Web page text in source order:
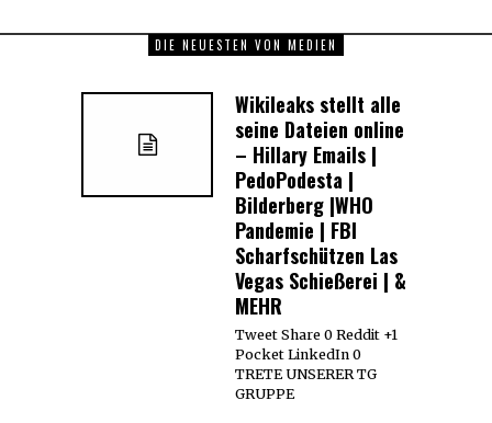
DIE NEUESTEN VON MEDIEN
Wikileaks stellt alle
seine Dateien online
– Hillary Emails |
PedoPodesta |
Bilderberg |WHO
Pandemie | FBI
Scharfschützen Las
Vegas Schießerei | &
MEHR
Tweet Share 0 Reddit +1
Pocket LinkedIn 0
TRETE UNSERER TG
GRUPPE